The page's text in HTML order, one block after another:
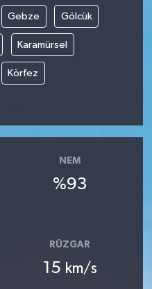
Gebze Gölcük
Karamürsel
Körfez
NEM
%93
RÜZGAR
15 km/s